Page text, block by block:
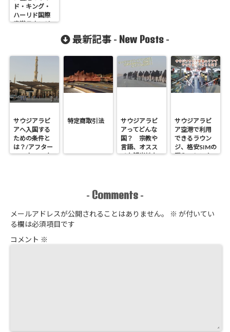
ド・キング・
ハーリド国際
空港ラウンジ
最新記事 - New Posts -
サウジアラビ
アへ入国する
ための条件と
は？/アフター
コロナ2022年
特定商取引法
サウジアラビ
アってどんな
国？ 宗教や
言語、オスス
メな観光地な
サウジアラビ
ア空港で利用
できるラウン
ジ、格安SIMの
購入、レンタ
- Comments -
メールアドレスが公開されることはありません。 ※ が付いてい
る欄は必須項目です
コメント ※